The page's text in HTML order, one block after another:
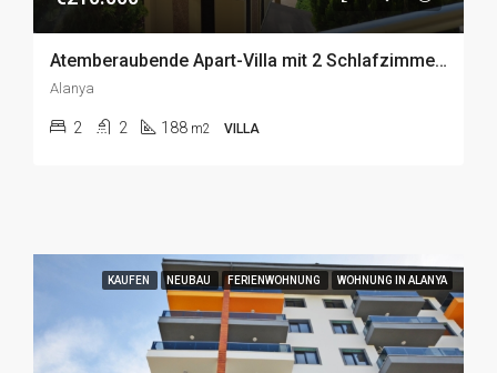
Atemberaubende Apart-Villa mit 2 Schlafzimmern in Kargicak, Alanya zu einem Schnäppchenpreis zu Verkaufen
Alanya
2 2 188 m2 VILLA
KAUFEN NEUBAU FERIENWOHNUNG WOHNUNG IN ALANYA